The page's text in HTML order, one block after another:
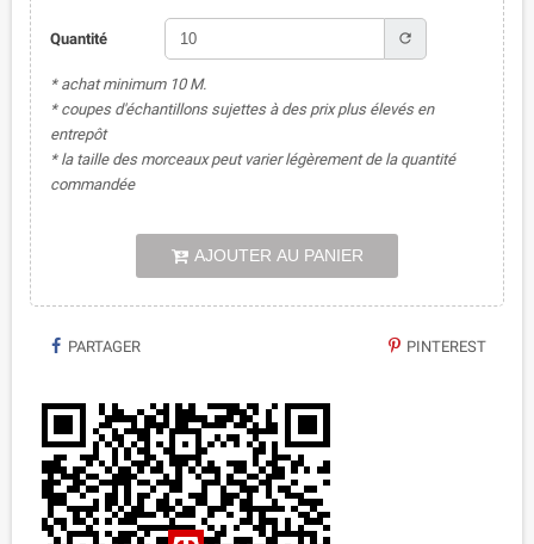
Quantité refresh
* achat minimum 10 M.
* coupes d'échantillons sujettes à des prix plus élevés en
entrepôt
* la taille des morceaux peut varier légèrement de la quantité
commandée
AJOUTER AU PANIER
PARTAGER PINTEREST